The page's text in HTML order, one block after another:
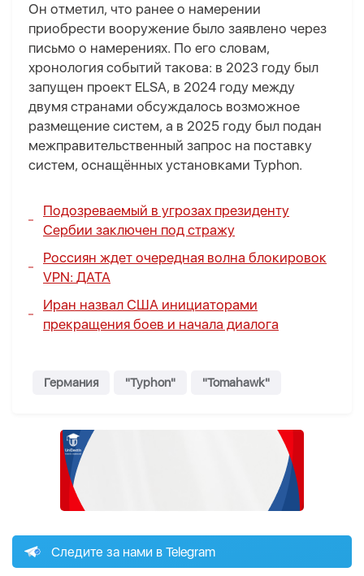
Он отметил, что ранее о намерении
приобрести вооружение было заявлено через
письмо о намерениях. По его словам,
хронология событий такова: в 2023 году был
запущен проект ELSA, в 2024 году между
двумя странами обсуждалось возможное
размещение систем, а в 2025 году был подан
межправительственный запрос на поставку
систем, оснащённых установками Typhon.
Подозреваемый в угрозах президенту
Сербии заключен под стражу
Россиян ждет очередная волна блокировок
VPN: ДАТА
Иран назвал США инициаторами
прекращения боев и начала диалога
Германия "Typhon" "Tomahawk"
Следите за нами в Telegram